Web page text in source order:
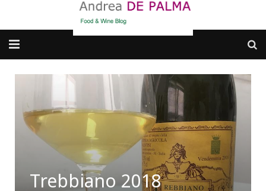
Galleria fotografica
cosa BERE
dove MANGIARE
cosa CUCINARE
Trebbiano 2018